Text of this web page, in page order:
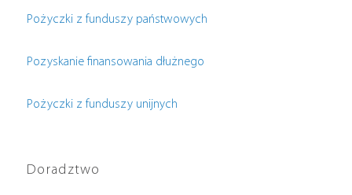
Pożyczki z funduszy państwowych
Pozyskanie finansowania dłużnego
Pożyczki z funduszy unijnych
Doradztwo